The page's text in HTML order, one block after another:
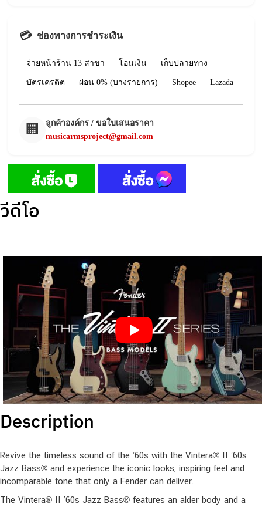
💳 ช่องทางการชำระเงิน
จ่ายหน้าร้าน 13 สาขา โอนเงิน เก็บปลายทาง
บัตรเครดิต ผ่อน 0% (บางรายการ) Shopee Lazada
🏢
ลูกค้าองค์กร / ขอใบเสนอราคา
musicarmsproject@gmail.com
วีดีโอ
Description
Revive the timeless sound of the ’60s with the Vintera® II ’60s
Jazz Bass® and experience the iconic looks, inspiring feel and
incomparable tone that only a Fender can deliver.
The Vintera® II ’60s Jazz Bass® features an alder body and a